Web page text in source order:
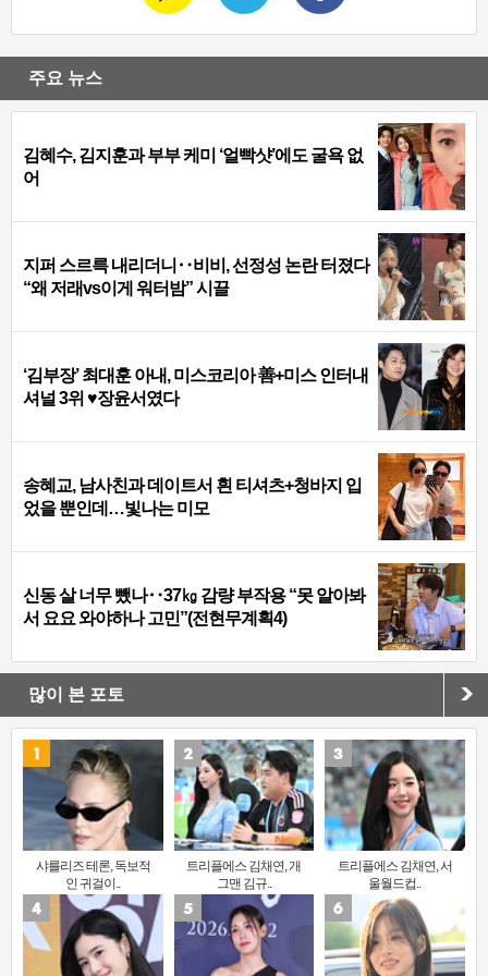
주요 뉴스
김혜수, 김지훈과 부부 케미 ‘얼빡샷’에도 굴욕 없
어
지퍼 스르륵 내리더니‥비비, 선정성 논란 터졌다
“왜 저래vs이게 워터밤” 시끌
‘김부장’ 최대훈 아내, 미스코리아 善+미스 인터내
셔널 3위 ♥장윤서였다
송혜교, 남사친과 데이트서 흰 티셔츠+청바지 입
었을 뿐인데…빛나는 미모
신동 살 너무 뺐나‥37㎏ 감량 부작용 “못 알아봐
서 요요 와야하나 고민”(전현무계획4)
많이 본 포토
샤를리즈 테론, 독보적
인 귀걸이..
트리플에스 김채연, 개
그맨 김규..
트리플에스 김채연, 서
울월드컵..